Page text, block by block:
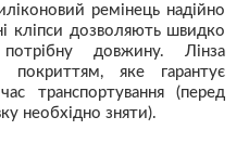
ремінець надійно
кліпси дозволяють швидко
довжину. Лінза
покриттям, яке гарантує
транспортування (перед
необхідно зняти).